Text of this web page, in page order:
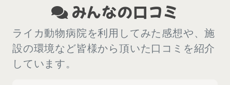
みんなの口コミ
ライカ動物病院を利用してみた感想や、施
設の環境など皆様から頂いた口コミを紹介
しています。